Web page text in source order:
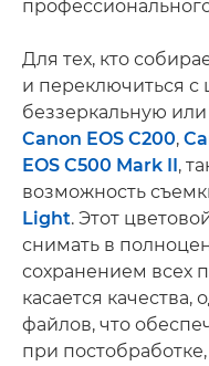
Для тех, кто
и переключиться с
беззеркальную
Canon EOS C200,
EOS C500 Mark II ,
возможность
Light. Этот
снимать в
сохранением всех
касается
файлов, что
при